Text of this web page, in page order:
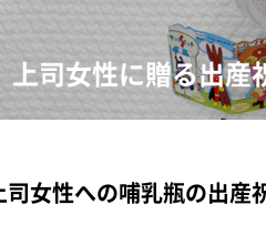
上司女性に贈る出産
司女性への哺乳瓶の出産